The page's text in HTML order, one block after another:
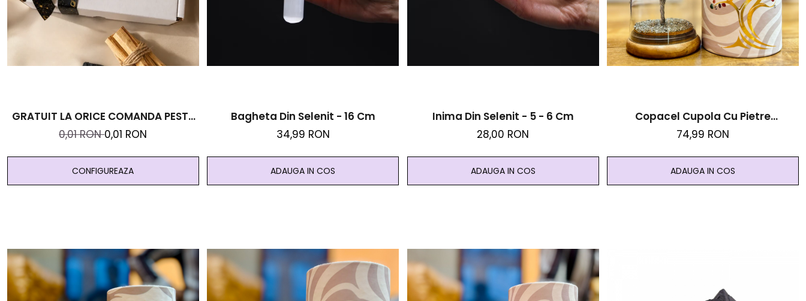
GRATUIT LA ORICE COMANDA PESTE
99 RON - Cutie Personalizata Cadou
0,01 RON0,01 RON
CONFIGUREAZA
Bagheta Din Selenit - 16 Cm
34,99 RON
ADAUGA IN COS
Inima Din Selenit - 5 - 6 Cm
28,00 RON
ADAUGA IN COS
Copacel Cupola Cu Pietre
Semipretioase - Pirita
74,99 RON
ADAUGA IN COS